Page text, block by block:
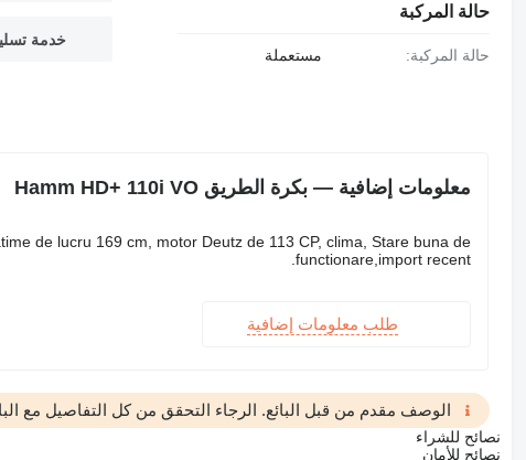
حالة المركبة
حالة المركبة: مستعملة
خدمة
معلومات إضافية — بكرة الطريق Hamm HD+ 110i VO
de lucru 169 cm, motor Deutz de 113 CP, clima, Stare buna de
functionare,import recent.
طلب معلومات إضافية
الوصف مقدم من قبل البائع. الرجاء التحقق من كل التفاصيل مع
نصائح للشراء
نصائح للأمان